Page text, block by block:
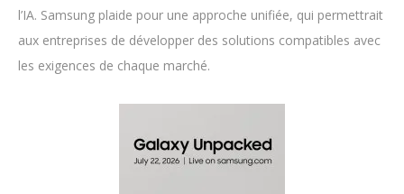
l’IA. Samsung plaide pour une approche unifiée, qui permettrait
aux entreprises de développer des solutions compatibles avec
les exigences de chaque marché.